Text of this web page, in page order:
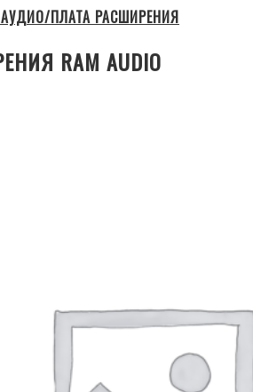
ПЛАТА РАСШИРЕНИЯ
RAM AUDIO